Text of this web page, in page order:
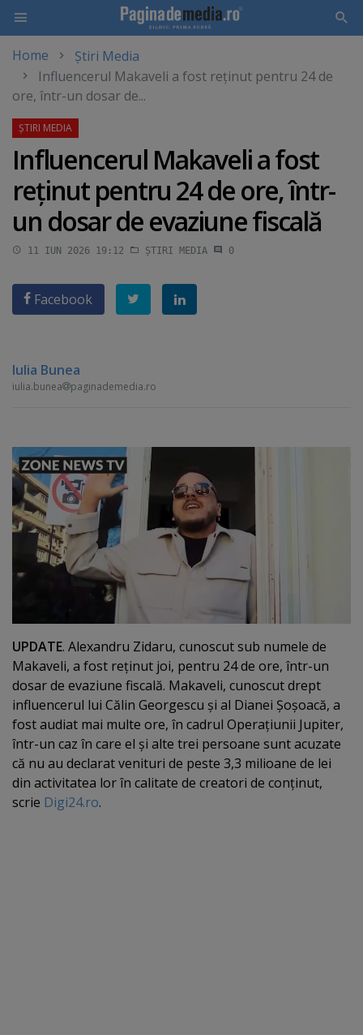
main
content
Home
Știri Media
Influencerul Makaveli a fost reţinut pentru 24 de
ore, într-un dosar de...
Influencerul Makaveli a fost
reţinut pentru 24 de ore, într-
un dosar de evaziune fiscală
11 IUN 2026 19:12 ȘTIRI MEDIA 0
Facebook
Iulia Bunea
iulia.bunea paginademedia.ro
UPDATE. Alexandru Zidaru, cunoscut sub numele de
Makaveli, a fost reţinut joi, pentru 24 de ore, într-un
dosar de evaziune fiscală. Makaveli, cunoscut drept
influencerul lui Călin Georgescu şi al Dianei Şoşoacă, a
fost audiat mai multe ore, în cadrul Operaţiunii Jupiter,
într-un caz în care el şi alte trei persoane sunt acuzate
că nu au declarat venituri de peste 3,3 milioane de lei
din activitatea lor în calitate de creatori de conţinut,
scrie Digi24.ro.